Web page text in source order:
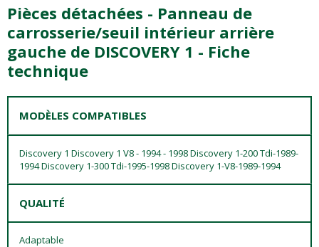
Pièces détachées - Panneau de
carrosserie/seuil intérieur arrière
gauche de DISCOVERY 1 - Fiche
technique
MODÈLES COMPATIBLES
Discovery 1 Discovery 1 V8 - 1994 - 1998 Discovery 1-200 Tdi-1989-
1994 Discovery 1-300 Tdi-1995-1998 Discovery 1-V8-1989-1994
QUALITÉ
Adaptable